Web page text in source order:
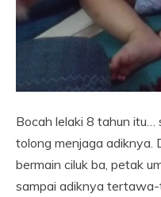
Bocah lelaki 8 tahun itu…
tolong menjaga adiknya.
bermain ciluk ba, petak
sampai adiknya tertawa-